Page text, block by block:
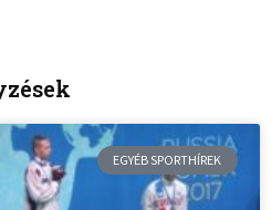
EGYÉB SPORTHÍREK